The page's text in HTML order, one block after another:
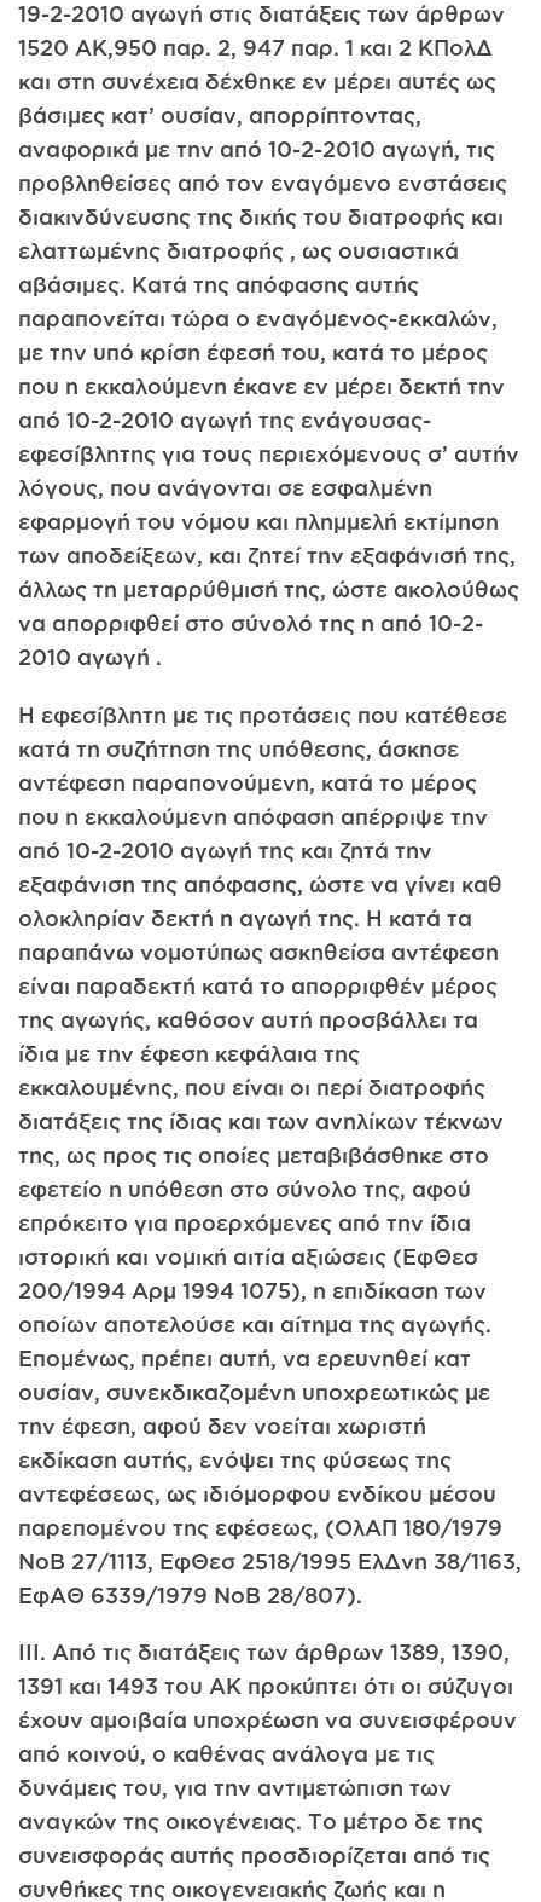
19-2-2010 αγωγή στις διατάξεις των άρθρων
1520 ΑΚ,950 παρ. 2, 947 παρ. 1 και 2 ΚΠολΔ
και στη συνέχεια δέχθηκε εν μέρει αυτές ως
βάσιμες κατ’ ουσίαν, απορρίπτοντας,
αναφορικά με την από 10-2-2010 αγωγή, τις
προβληθείσες από τον εναγόμενο ενστάσεις
διακινδύνευσης της δικής του διατροφής και
ελαττωμένης διατροφής , ως ουσιαστικά
αβάσιμες. Κατά της απόφασης αυτής
παραπονείται τώρα ο εναγόμενος-εκκαλών,
με την υπό κρίση έφεσή του, κατά το μέρος
που η εκκαλούμενη έκανε εν μέρει δεκτή την
από 10-2-2010 αγωγή της ενάγουσας-
εφεσίβλητης για τους περιεχόμενους σ’ αυτήν
λόγους, που ανάγονται σε εσφαλμένη
εφαρμογή του νόμου και πλημμελή εκτίμηση
των αποδείξεων, και ζητεί την εξαφάνισή της,
άλλως τη μεταρρύθμισή της, ώστε ακολούθως
να απορριφθεί στο σύνολό της η από 10-2-
2010 αγωγή .
Η εφεσίβλητη με τις προτάσεις που κατέθεσε
κατά τη συζήτηση της υπόθεσης, άσκησε
αντέφεση παραπονούμενη, κατά το μέρος
που η εκκαλούμενη απόφαση απέρριψε την
από 10-2-2010 αγωγή της και ζητά την
εξαφάνιση της απόφασης, ώστε να γίνει καθ
ολοκληρίαν δεκτή η αγωγή της. Η κατά τα
παραπάνω νομοτύπως ασκηθείσα αντέφεση
είναι παραδεκτή κατά το απορριφθέν μέρος
της αγωγής, καθόσον αυτή προσβάλλει τα
ίδια με την έφεση κεφάλαια της
εκκαλουμένης, που είναι οι περί διατροφής
διατάξεις της ίδιας και των ανηλίκων τέκνων
της, ως προς τις οποίες μεταβιβάσθηκε στο
εφετείο η υπόθεση στο σύνολο της, αφού
επρόκειτο για προερχόμενες από την ίδια
ιστορική και νομική αιτία αξιώσεις (ΕφΘεσ
200/1994 Αρμ 1994 1075), η επιδίκαση των
οποίων αποτελούσε και αίτημα της αγωγής.
Επομένως, πρέπει αυτή, να ερευνηθεί κατ
ουσίαν, συνεκδικαζομένη υποχρεωτικώς με
την έφεση, αφού δεν νοείται χωριστή
εκδίκαση αυτής, ενόψει της φύσεως της
αντεφέσεως, ως ιδιόμορφου ενδίκου μέσου
παρεπομένου της εφέσεως, (ΟλΑΠ 180/1979
ΝοΒ 27/1113, ΕφΘεσ 2518/1995 ΕλΔνη 38/1163,
ΕφΑΘ 6339/1979 ΝοΒ 28/807).
ΙΙΙ. Από τις διατάξεις των άρθρων 1389, 1390,
1391 και 1493 του ΑΚ προκύπτει ότι οι σύζυγοι
έχουν αμοιβαία υποχρέωση να συνεισφέρουν
από κοινού, ο καθένας ανάλογα με τις
δυνάμεις του, για την αντιμετώπιση των
αναγκών της οικογένειας. Το μέτρο δε της
συνεισφοράς αυτής προσδιορίζεται από τις
συνθήκες της οικογενειακής ζωής και η